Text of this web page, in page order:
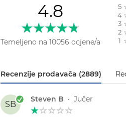
4.8
Temeljeno na 10056 ocjene/a
5
4
3
2
1
Recenzije prodavača (2889)
SB
Steven B • Jučer